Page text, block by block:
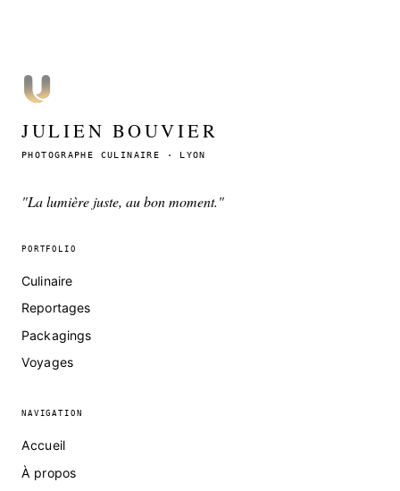
JULIEN BOUVIER
PHOTOGRAPHE CULINAIRE · LYON
"La lumière juste, au bon moment."
PORTFOLIO
Culinaire
Reportages
Packagings
Voyages
NAVIGATION
Accueil
À propos